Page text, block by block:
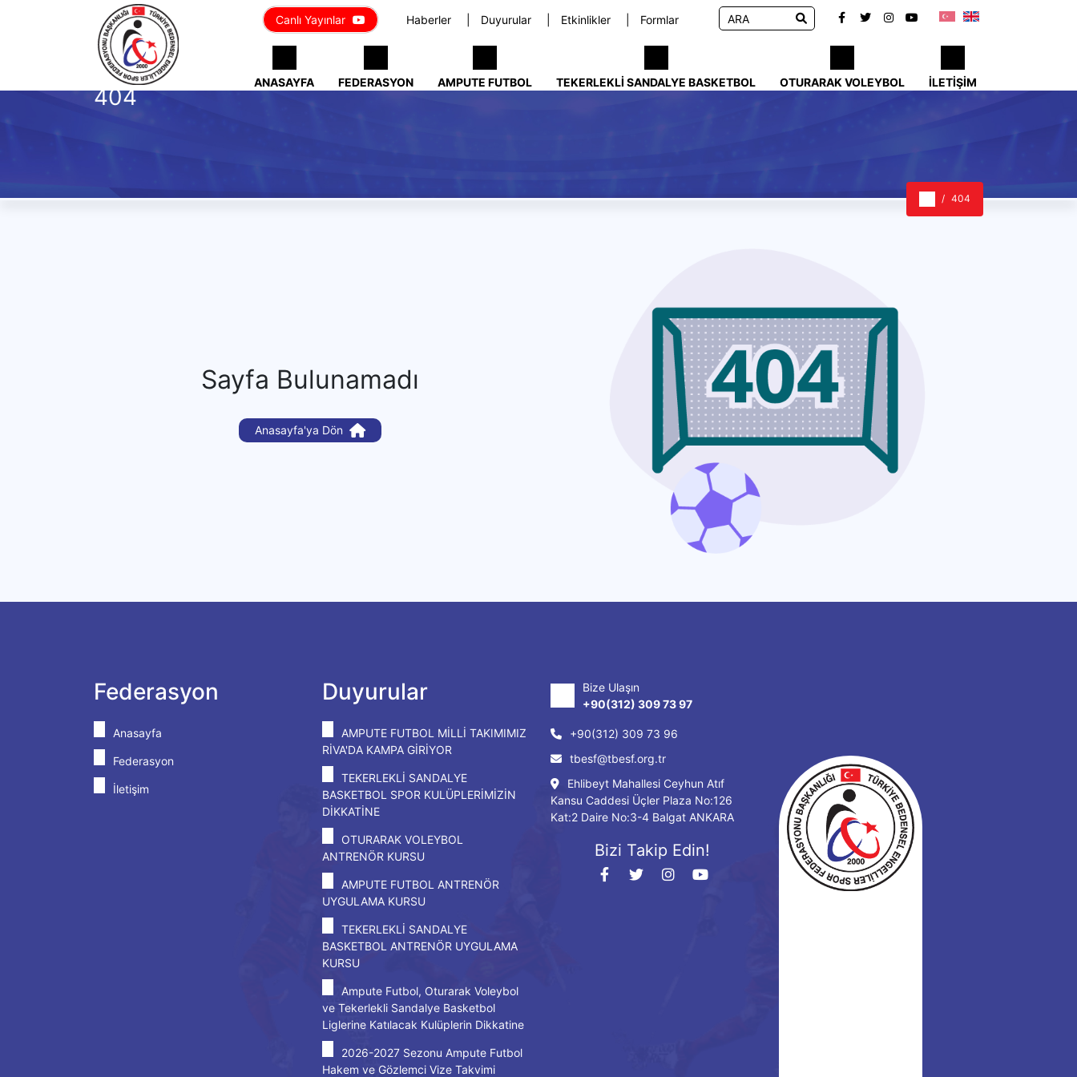
Haberler Duyurular Etkinlikler Formlar
Canlı Yayınlar
ANASAYFA FEDERASYON AMPUTE FUTBOL TEKERLEKLI SANDALYE BASKETBOL OTURARAK VOLEYBOL İLETIŞIM
404
404
Sayfa Bulunamadı
Anasayfa'ya Dön
Federasyon
Anasayfa
Federasyon
İletişim
Duyurular
AMPUTE FUTBOL MİLLİ TAKIMIMIZ
RİVA'DA KAMPA GİRİYOR
TEKERLEKLİ SANDALYE
BASKETBOL SPOR KULÜPLERİMİZİN
DİKKATİNE
OTURARAK VOLEYBOL
ANTRENÖR KURSU
AMPUTE FUTBOL ANTRENÖR
UYGULAMA KURSU
TEKERLEKLİ SANDALYE
BASKETBOL ANTRENÖR UYGULAMA
KURSU
Ampute Futbol, Oturarak Voleybol
ve Tekerlekli Sandalye Basketbol
Liglerine Katılacak Kulüplerin Dikkatine
2026-2027 Sezonu Ampute Futbol
Hakem ve Gözlemci Vize Takvimi
Bize Ulaşın
+90(312) 309 73 97
+90(312) 309 73 96
tbesf@tbesf.org.tr
Ehlibeyt Mahallesi Ceyhun Atıf
Kansu Caddesi Üçler Plaza No:126
Kat:2 Daire No:3-4 Balgat ANKARA
Bizi Takip Edin!